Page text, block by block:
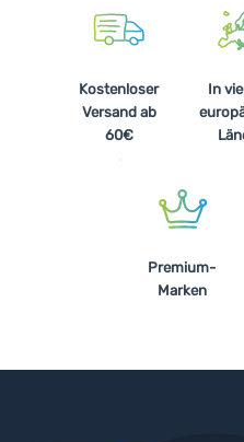
Kostenloser
Versand ab
60€
In
Premium-
Marken